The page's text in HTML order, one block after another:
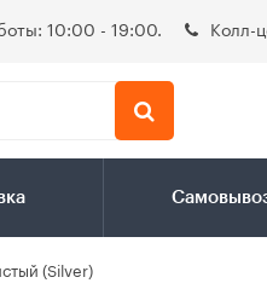
10:00 - 19:00. Колл-
(Silver)